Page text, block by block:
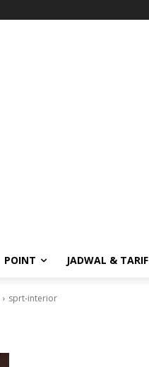
POINT JADWAL & TARIF
sprt-interior